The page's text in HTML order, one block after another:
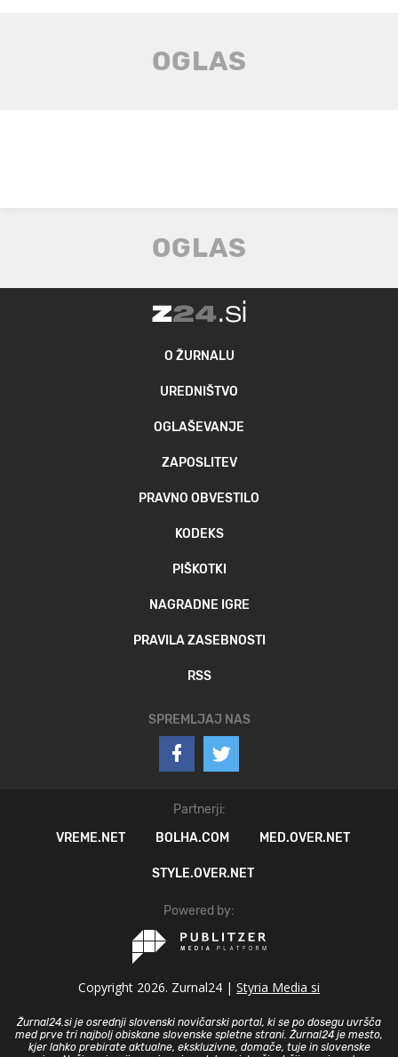
O ŽURNALU
UREDNIŠTVO
OGLAŠEVANJE
ZAPOSLITEV
PRAVNO OBVESTILO
KODEKS
PIŠKOTKI
NAGRADNE IGRE
PRAVILA ZASEBNOSTI
RSS
SPREMLJAJ NAS
Partnerji:
VREME.NET
BOLHA.COM MED.OVER.NET
STYLE.OVER.NET
Powered by:
Copyright 2026. Zurnal24 | Styria Media si
Žurnal24.si je osrednji slovenski novičarski portal, ki se po dosegu uvršča
med prve tri najbolj obiskane slovenske spletne strani. Žurnal24 je mesto,
kjer lahko prebirate aktualne, ekskluzivne, domače, tuje in slovenske